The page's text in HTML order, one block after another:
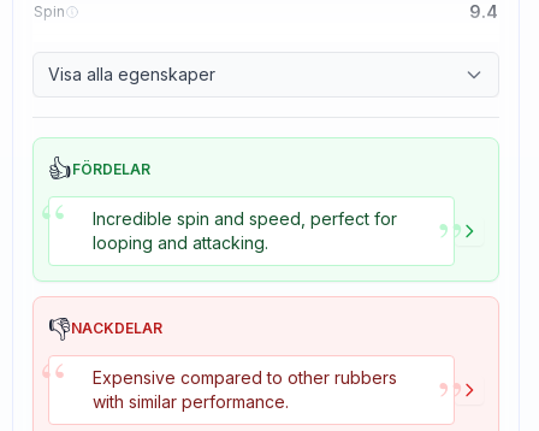
Spin 9.4
Control 8.3
Tackiness 2.3
Visa alla egenskaper
👍FÖRDELAR
“
Incredible spin and speed, perfect for
looping and attacking.
”
👎NACKDELAR
“
Expensive compared to other rubbers
with similar performance.
”